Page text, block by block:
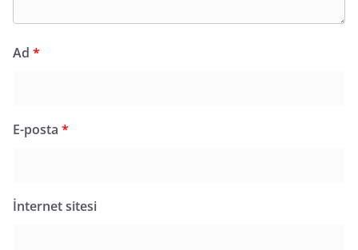
Ad *
E-posta *
İnternet sitesi